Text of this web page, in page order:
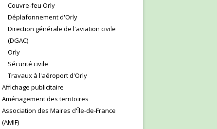
Couvre-feu Orly
Déplafonnement d'Orly
Direction générale de l'aviation civile
(DGAC)
Orly
Sécurité civile
Travaux à l'aéroport d'Orly
Affichage publicitaire
Aménagement des territoires
Association des Maires d'Île-de-France
(AMIF)